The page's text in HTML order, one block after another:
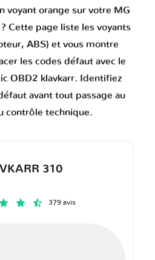
voyant orange sur votre MG
? Cette page liste les voyants
ABS) et vous montre
les codes défautavec le
OBD2 klavkarr. Identifiez
avant tout passage au
contrôle technique.
310
379 avis